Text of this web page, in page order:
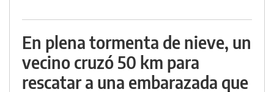
En plena tormenta de nieve, un
vecino cruzó 50 km para
rescatar a una embarazada que